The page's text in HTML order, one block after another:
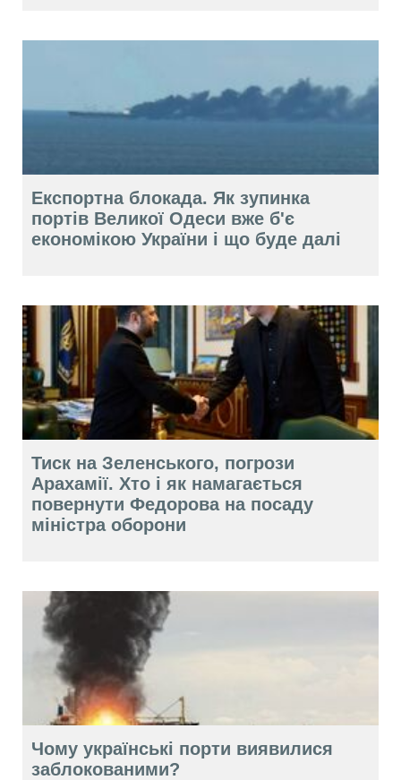
Експортна блокада. Як зупинка
портів Великої Одеси вже б'є
економікою України і що буде далі
Тиск на Зеленського, погрози
Арахамії. Хто і як намагається
повернути Федорова на посаду
міністра оборони
Чому українські порти виявилися
заблокованими?